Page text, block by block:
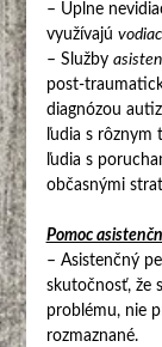
– Úplne
využívajú
– Služby
post-
diagnózou
ľudia s rôznym
ľudia s
občasnými
Pomoc
– Asistenčný
skutočnosť, že
problému, nie
rozmaznané.